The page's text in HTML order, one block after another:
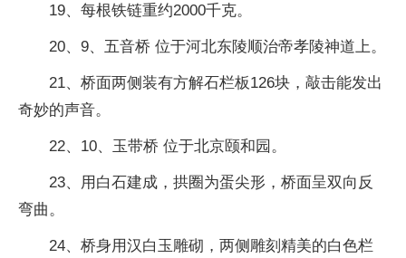
19、每根铁链重约2000千克。
20、9、五音桥 位于河北东陵顺治帝孝陵神道上。
21、桥面两侧装有方解石栏板126块，敲击能发出
奇妙的声音。
22、10、玉带桥 位于北京颐和园。
23、用白石建成，拱圈为蛋尖形，桥面呈双向反
弯曲。
24、桥身用汉白玉雕砌，两侧雕刻精美的白色栏